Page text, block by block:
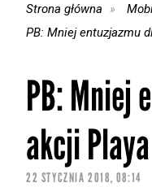
Strona główna
PB: Mniej entuzjazmu
PB: Mniej
akcji Playa
22 STYCZNIA 2018, 08:14